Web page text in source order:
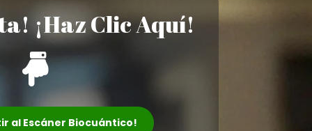
¡Haz Clic Aquí!

al Escáner Biocuántico!